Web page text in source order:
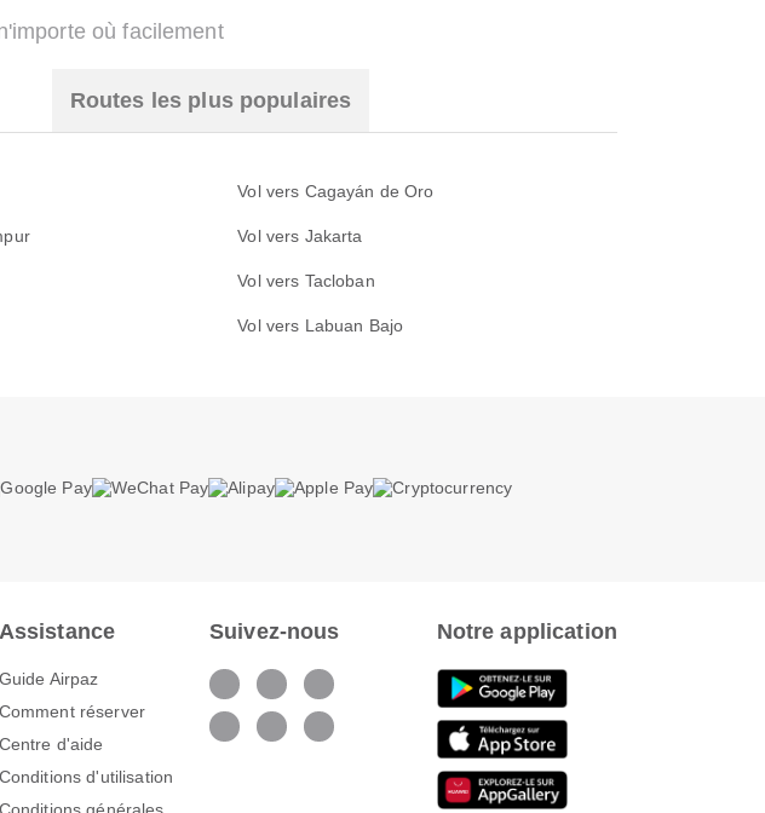
où facilement
Routes les plus populaires
Vol vers Cagayán de Oro
Vol vers Jakarta
Vol vers Tacloban
Vol vers Labuan Bajo
Assistance
Guide Airpaz
Comment réserver
Centre d'aide
Conditions d'utilisation
Suivez-nous Notre application